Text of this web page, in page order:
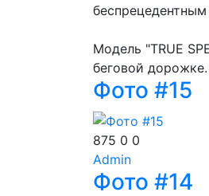
Модель "TRUE
беговой дорожке.
Фото #15
875 0 0
Admin
Фото #14